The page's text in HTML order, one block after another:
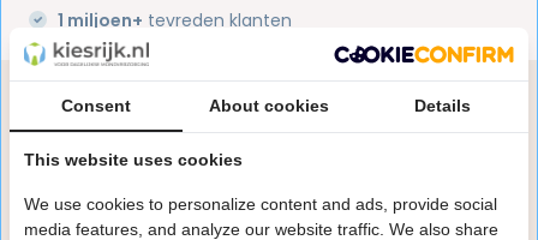
1 miljoen+ tevreden klanten
Heb je een vraag over dit product?
Onze specialisten helpen je graag! Spreek ons aan
in de chat of stuur een e-mail.
Stuur e-mail
Consent About cookies Details
This website uses cookies
We use cookies to personalize content and ads, provide social
media features, and analyze our website traffic. We also share